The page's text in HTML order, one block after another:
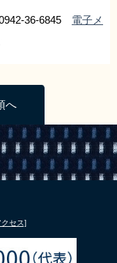
36-6845 電子メ
へ
クセス]